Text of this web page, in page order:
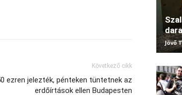
Következő cikk
ezren jelezték, pénteken tüntetnek az
erdőírtások ellen Budapesten
Jövő